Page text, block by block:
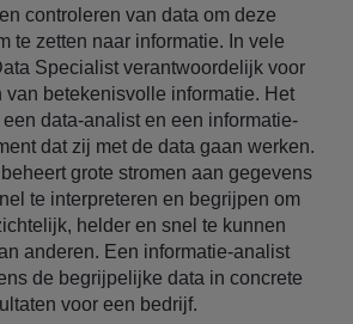
controleren van data om deze
te zetten naar informatie. In vele
Specialist verantwoordelijk voor
van betekenisvolle informatie. Het
data-analist en een informatie-
dat zij met de data gaan werken.
grote stromen aan gegevens
te interpreteren en begrijpen om
helder en snel te kunnen
anderen. Een informatie-analist
de begrijpelijke data in concrete
voor een bedrijf.